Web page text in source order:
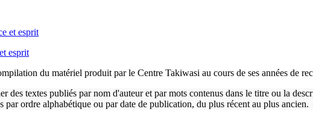
esprit
du matériel produit par le Centre Takiwasi au cours de ses années de
des textes publiés par nom d'auteur et par mots contenus dans le titre ou la
par ordre alphabétique ou par date de publication, du plus récent au plus ancien.